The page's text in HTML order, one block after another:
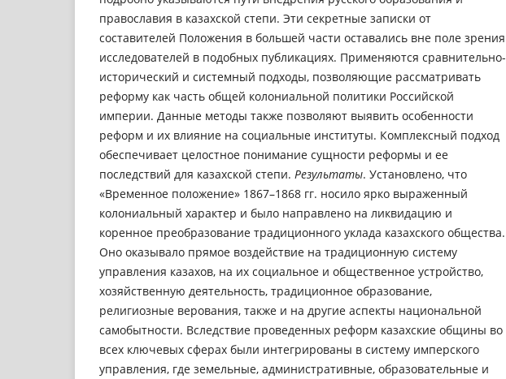
православия в казахской степи. Эти секретные записки от
составителей Положения в большей части оставались вне поле зрения
исследователей в подобных публикациях. Применяются сравнительно-
исторический и системный подходы, позволяющие рассматривать
реформу как часть общей колониальной политики Российской
империи. Данные методы также позволяют выявить особенности
реформ и их влияние на социальные институты. Комплексный подход
обеспечивает целостное понимание сущности реформы и ее
последствий для казахской степи. Результаты. Установлено, что
«Временное положение» 1867–1868 гг. носило ярко выраженный
колониальный характер и было направлено на ликвидацию и
коренное преобразование традиционного уклада казахского общества.
Оно оказывало прямое воздействие на традиционную систему
управления казахов, на их социальное и общественное устройство,
хозяйственную деятельность, традиционное образование,
религиозные верования, также и на другие аспекты национальной
самобытности. Вследствие проведенных реформ казахские общины во
всех ключевых сферах были интегрированы в систему имперского
управления, где земельные, административные, образовательные и